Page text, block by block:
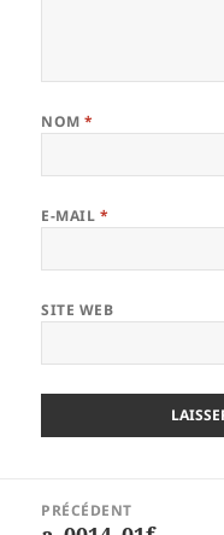
NOM*
E-MAIL *
SITE WEB
PRÉCÉDENT